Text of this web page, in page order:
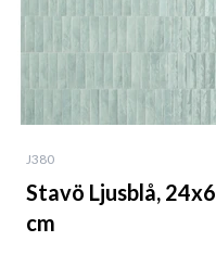
J380
Stavö Ljusblå, 24x6
cm